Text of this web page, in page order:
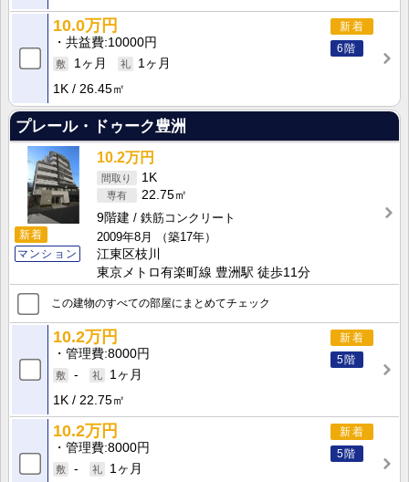
新着
6階
10.0万円
共益費 10000円
1ヶ月
1ヶ月
1K
26.45㎡
プレール・ドゥーク豊洲
新着
マンション
10.2万円
1K
22.75㎡
9階建
鉄筋コンクリート
2009年8月
（築17年）
江東区枝川
東京メトロ有楽町線 豊洲駅 徒歩11分
この建物のすべての部屋にまとめてチェック
新着
5階
10.2万円
管理費 8000円
-
1ヶ月
1K
22.75㎡
新着
5階
10.2万円
管理費 8000円
-
1ヶ月